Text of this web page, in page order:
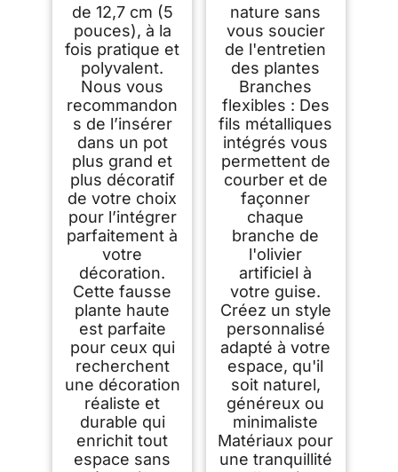
de 12,7 cm (5
pouces), à la
fois pratique et
polyvalent.
Nous vous
recommandon
s de l’insérer
dans un pot
plus grand et
plus décoratif
de votre choix
pour l’intégrer
parfaitement à
votre
décoration.
Cette fausse
plante haute
est parfaite
pour ceux qui
recherchent
une décoration
réaliste et
durable qui
enrichit tout
espace sans
nature sans
vous soucier
de l'entretien
des plantes
Branches
flexibles : Des
fils métalliques
intégrés vous
permettent de
courber et de
façonner
chaque
branche de
l'olivier
artificiel à
votre guise.
Créez un style
personnalisé
adapté à votre
espace, qu'il
soit naturel,
généreux ou
minimaliste
Matériaux pour
une tranquillité